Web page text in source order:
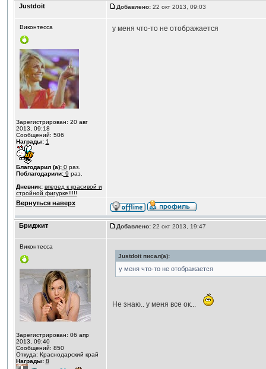
Justdoit Добавлено:22 окт 2013, 09:03
Виконтесса
Зарегистрирован: 20 авг
2013, 09:18
Сообщений: 506
Награды: 1
Благодарил (а):0раз.
Поблагодарили:9 раз.
Дневник: вперед к красивой и
стройной фигурке!!!!!
у меня что-то не отображается
Вернуться наверх
Бриджит Добавлено:22 окт 2013, 19:47
Виконтесса
Зарегистрирован: 06 апр
2013, 09:40
Сообщений: 850
Откуда: Краснодарский край
Награды: 8
Justdoit писал(а):
у меня что-то не отображается
Не знаю.. у меня все ок...